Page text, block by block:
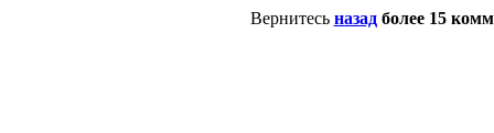
Вернитесь назад более 15